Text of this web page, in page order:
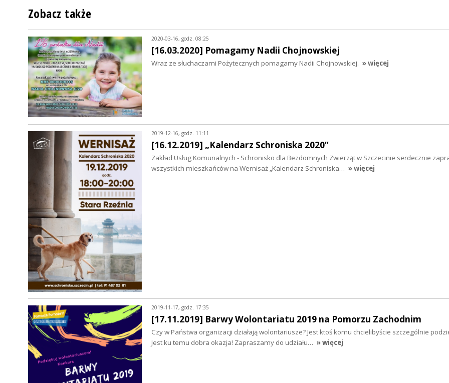
Zobacz także
2020-03-16, godz. 08:25
[16.03.2020] Pomagamy Nadii Chojnowskiej
Wraz ze słuchaczami Pożytecznych pomagamy Nadii Chojnowskiej. » więcej
2019-12-16, godz. 11:11
[16.12.2019] „Kalendarz Schroniska 2020”
Zakład Usług Komunalnych - Schronisko dla Bezdomnych Zwierząt w Szczecinie serdecznie
wszystkich mieszkańców na Wernisaż „Kalendarz Schroniska… » więcej
2019-11-17, godz. 17:35
[17.11.2019] Barwy Wolontariatu 2019 na Pomorzu Zachodnim
Czy w Państwa organizacji działają wolontariusze? Jest ktoś komu chcielibyście szczególnie
Jest ku temu dobra okazja! Zapraszamy do udziału… » więcej